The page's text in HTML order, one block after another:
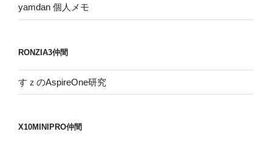
yamdan 個人メモ
RONZIA3仲間
すｚのAspireOne研究
X10MINIPRO仲間